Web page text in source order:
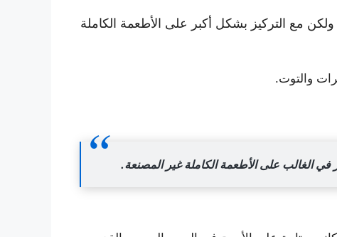
مع التركيز بشكل أكبر على الأطعمة الكاملة
والتوت.